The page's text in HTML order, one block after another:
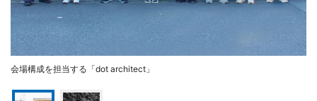
会場構成を担当する「dot architect」